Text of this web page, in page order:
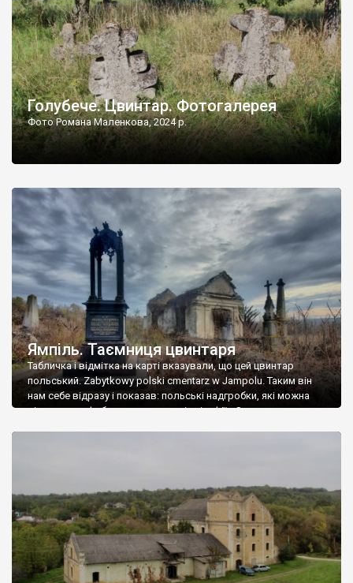
Голубече. Цвинтар. Фотогалерея
Фото Романа Маленкова, 2024 р.
Ямпіль. Таємниця цвинтаря
Табличка і відмітка на карті вказували, що цей цвинтар
польський. Zabytkowy polski cmentarz w Jampolu. Таким він
нам себе відразу і показав: польські надгробки, які можна
віднести до фабричних, польські епітафії… Загалом цвинтар